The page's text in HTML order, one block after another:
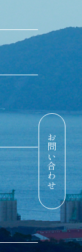
お問い合わせ